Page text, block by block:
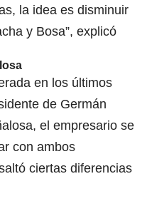
la idea es disminuir
y Bosa”, explicó
en los últimos
de Germán
, el empresario se
con ambos
ciertas diferencias